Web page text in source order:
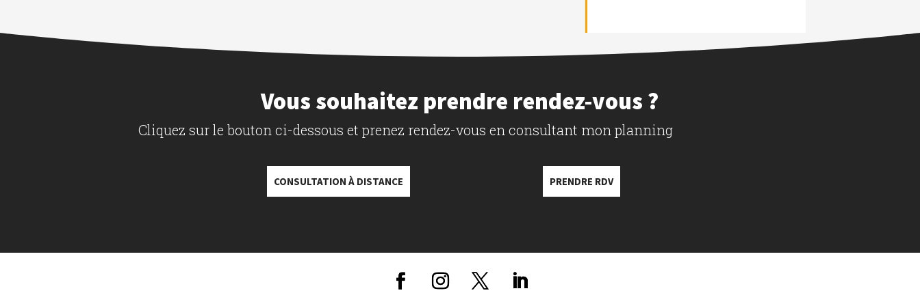
Vous souhaitez prendre rendez-vous ?
Cliquez sur le bouton ci-dessous et prenez rendez-vous en consultant mon planning
CONSULTATION À DISTANCE PRENDRE RDV